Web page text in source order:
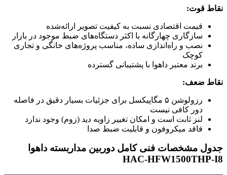
نقاط قوت:
قیمت اقتصادی نسبت به کیفیت تصویر ارائه‌شده
سازگاری چهارگانه با اکثر دستگاه‌های ضبط موجود در بازار
نصب و راه‌اندازی ساده، مناسب پروژه‌های خانگی و تجاری
کوچک
برند معتبر داهوا با پشتیبانی گسترده
نقاط ضعف:
رزولوشن ۵ مگاپیکسل برای جزئیات بسیار دقیق در فاصله
دور کافی نیست
لنز ثابت است و امکان تغییر زاویه دید (زوم) وجود ندارد
فاقد میکروفون و قابلیت ضبط صدا
جدول مشخصات فنی کامل دوربین مداربسته داهوا
HAC-HFW1500THP-I8